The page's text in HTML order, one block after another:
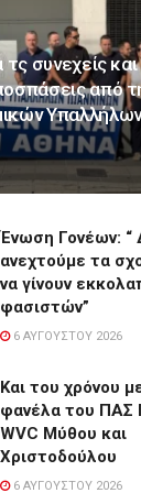
τς συνεχείς και
από
Ένωση Γονέων: “
ανεχτούμε τα
να γίνουν
φασιστών”
6 ΑΥΓΟΎΣΤΟΥ 2026
Και του χρόνου
φανέλα του ΠΑΣ
WVC Μύθου και
Χριστοδούλου
6 ΑΥΓΟΎΣΤΟΥ 2026